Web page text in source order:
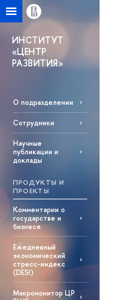
ИНСТИТУТ
«ЦЕНТР
РАЗВИТИЯ»
О подразделении
Сотрудники
Научные
публикации и
доклады
ПРОДУКТЫ И
ПРОЕКТЫ
Комментарии о
государстве и
бизнесе
Ежедневный
экономический
стресс-индекс
(DESI)
Макромонитор ЦР